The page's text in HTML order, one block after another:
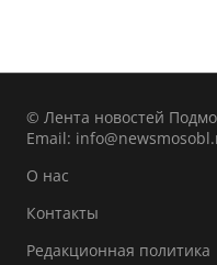
© Лента новостей
Email:
О нас
Контакты
Редакционная политика